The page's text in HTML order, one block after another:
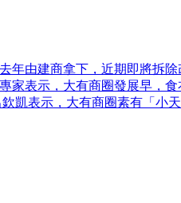
年由建商拿下，近期即將拆
家表示，大有商圈發展早，
凱表示，大有商圈素有「小